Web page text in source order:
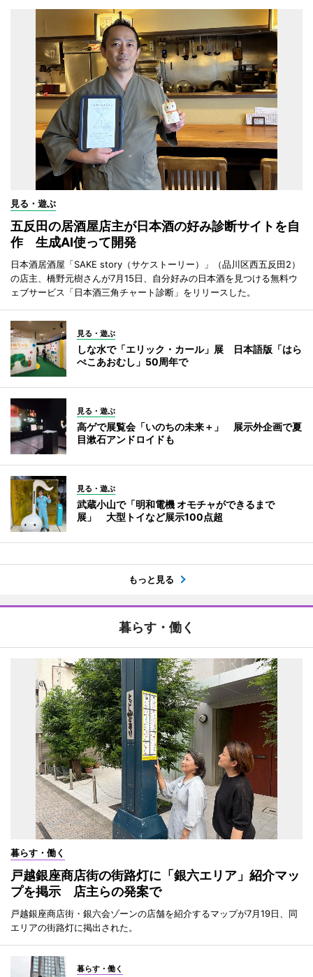
見る・遊ぶ
五反田の居酒屋店主が日本酒の好み診断サイトを自
作 生成AI使って開発
日本酒居酒屋「SAKE story（サケストーリー）」（品川区西五反田2）
の店主、橋野元樹さんが7月15日、自分好みの日本酒を見つける無料ウ
ェブサービス「日本酒三角チャート診断」をリリースした。
見る・遊ぶ
しな水で「エリック・カール」展 日本語版「はら
ぺこあおむし」50周年で
見る・遊ぶ
高ゲで展覧会「いのちの未来＋」 展示外企画で夏
目漱石アンドロイドも
見る・遊ぶ
武蔵小山で「明和電機 オモチャができるまで
展」 大型トイなど展示100点超
もっと見る
暮らす・働く
暮らす・働く
戸越銀座商店街の街路灯に「銀六エリア」紹介マッ
プを掲示 店主らの発案で
戸越銀座商店街・銀六会ゾーンの店舗を紹介するマップが7月19日、同
エリアの街路灯に掲出された。
暮らす・働く